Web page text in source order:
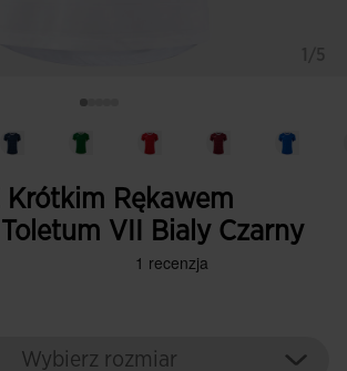
Krótkim Rękawem
VII Bialy Czarny
Wybierz rozmiar